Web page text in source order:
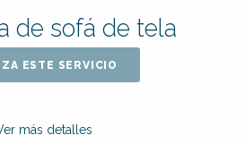
de sofá de tela
ESTE SERVICIO
más detalles